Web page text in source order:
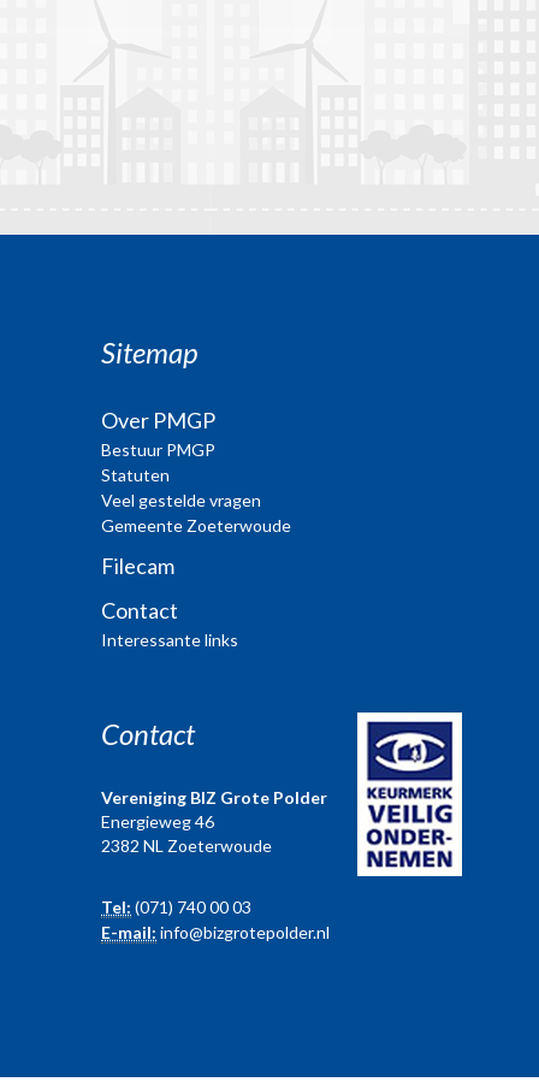
Sitemap
Over PMGP
Bestuur PMGP
Statuten
Veel gestelde vragen
Gemeente Zoeterwoude
Filecam
Contact
Interessante links
Contact
Vereniging BIZ Grote Polder
Energieweg 46
2382 NL Zoeterwoude
Tel: (071) 740 00 03
E-mail: info@bizgrotepolder.nl